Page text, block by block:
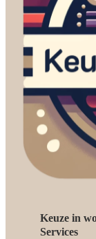
Keuze in
Services